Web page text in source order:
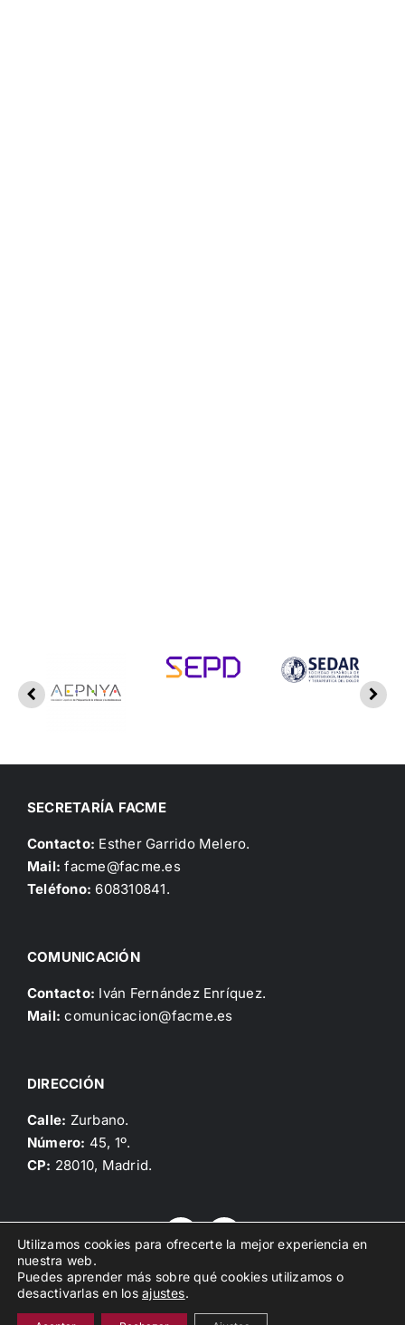
SECRETARÍA FACME
Contacto: Esther Garrido Melero.
Mail: facme@facme.es
Teléfono: 608310841.
COMUNICACIÓN
Contacto: Iván Fernández Enríquez.
Mail: comunicacion@facme.es
DIRECCIÓN
Calle: Zurbano.
Número: 45, 1º.
CP: 28010, Madrid.
Copyright 2025, Federación de Asociaciones Científico
Utilizamos cookies para ofrecerte la mejor experiencia en
nuestra web.
Puedes aprender más sobre qué cookies utilizamos o
desactivarlas en losajustes.